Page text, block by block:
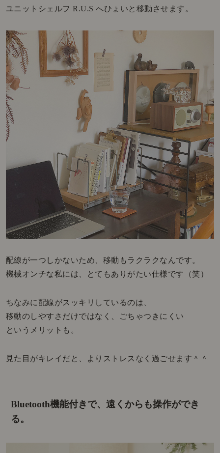
ユニットシェルフ R.U.S へひょいと移動させます。
配線が一つしかないため、移動もラクラクなんです。
機械オンチな私には、とてもありがたい仕様です（笑）
ちなみに配線がスッキリしているのは、
移動のしやすさだけではなく、ごちゃつきにくい
というメリットも。
見た目がキレイだと、よりストレスなく過ごせます＾＾
Bluetooth機能付きで、遠くからも操作ができ
る。